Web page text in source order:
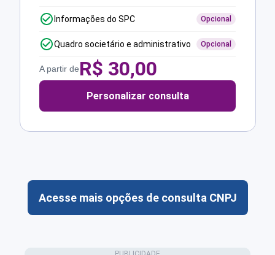
Informações do SPC Opcional
Quadro societário e administrativo Opcional
A partir deR$ 30,00
Personalizar consulta
Acesse mais opções de consulta CNPJ